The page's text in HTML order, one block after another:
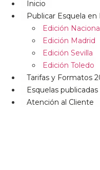
Inicio
Publicar Esquela en
Edición
Edición Madrid
Edición Sevilla
Edición Toledo
Tarifas y Formatos
Esquelas publicadas
Atención al Cliente